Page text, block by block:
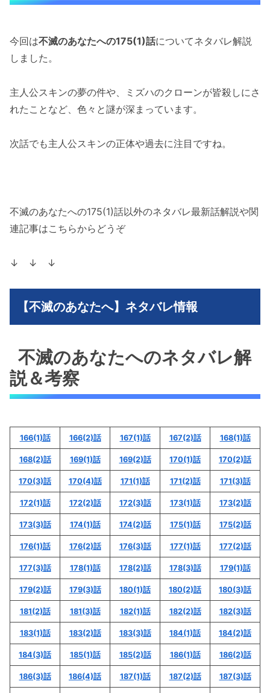
今回は不滅のあなたへの175(1)話についてネタバレ解説
しました。
主人公スキンの夢の件や、ミズハのクローンが皆殺しにさ
れたことなど、色々と謎が深まっています。
次話でも主人公スキンの正体や過去に注目ですね。
不滅のあなたへの175(1)話以外のネタバレ最新話解説や関
連記事はこちらからどうぞ
↓ ↓ ↓
【不滅のあなたへ】ネタバレ情報
不滅のあなたへのネタバレ解
説＆考察
166(1)話 166(2)話 167(1)話 167(2)話 168(1)話
168(2)話 169(1)話 169(2)話 170(1)話 170(2)話
170(3)話 170(4)話 171(1)話 171(2)話 171(3)話
172(1)話 172(2)話 172(3)話 173(1)話 173(2)話
173(3)話 174(1)話 174(2)話 175(1)話 175(2)話
176(1)話 176(2)話 176(3)話 177(1)話 177(2)話
177(3)話 178(1)話 178(2)話 178(3)話 179(1)話
179(2)話 179(3)話 180(1)話 180(2)話 180(3)話
181(2)話 181(3)話 182(1)話 182(2)話 182(3)話
183(1)話 183(2)話 183(3)話 184(1)話 184(2)話
184(3)話 185(1)話 185(2)話 186(1)話 186(2)話
186(3)話 186(4)話 187(1)話 187(2)話 187(3)話